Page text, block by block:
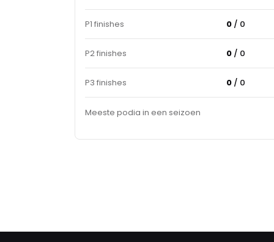
P1 finishes 0 / 0
P2 finishes 0 / 0
P3 finishes 0 / 0
Meeste podia in een seizoen